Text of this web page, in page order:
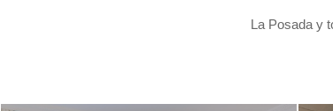
La Posada y